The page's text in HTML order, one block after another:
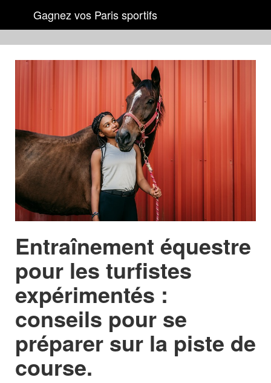
Gagnez vos Paris sportifs
Entraînement équestre
pour les turfistes
expérimentés :
conseils pour se
préparer sur la piste de
course.